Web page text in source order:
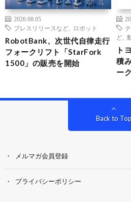
2026.08.05
プレスリリースなど
ロボット
RobotBank、次世代自律走行
フォークリフト「StarFork
1500」の販売を開始
ど
ト
積
ー
Back to
メルマガ会員登録
プライバシーポリシー